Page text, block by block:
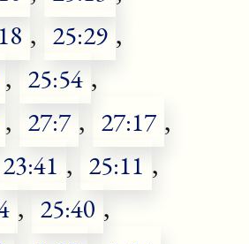
, 25:29 ,
, 25:54 ,
, 27:7 , 27:17 ,
23:41 , 25:11 ,
, 25:40 ,